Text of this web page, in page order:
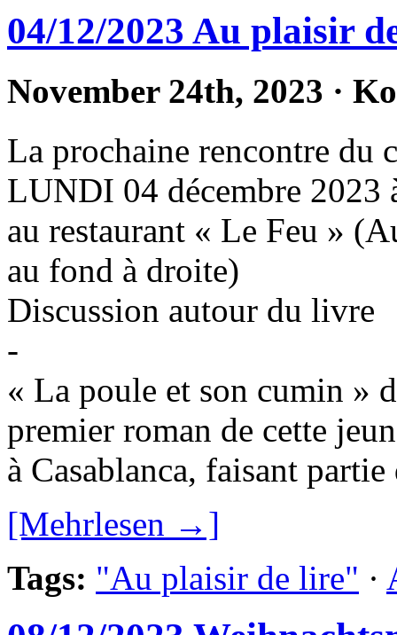
04/12/2023 Au plaisir
November 24th, 2023 ·
La prochaine rencontre du
LUNDI 04 décembre 2023
au restaurant « Le Feu »
au fond à droite)
Discussion autour du livre
-
« La poule et son cumin »
premier roman de cette
à Casablanca, faisant
[Mehrlesen →]
Tags: "Au plaisir de lire" ·